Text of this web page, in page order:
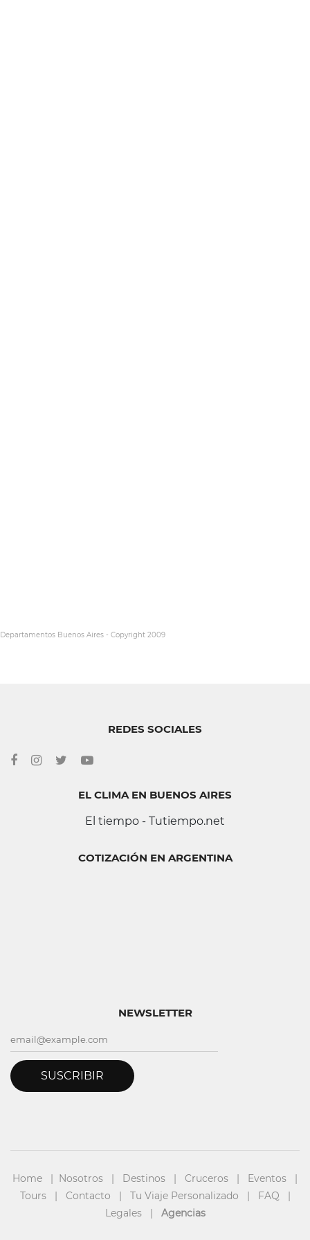
Departamentos Buenos Aires - Copyright 2009
REDES SOCIALES
EL CLIMA EN BUENOS AIRES
El tiempo - Tutiempo.net
COTIZACIÓN EN ARGENTINA
NEWSLETTER
SUSCRIBIR
Home | Nosotros | Destinos | Cruceros | Eventos
|
Tours
| Contacto | Tu Viaje Personalizado | FAQ |
Legales
| Agencias